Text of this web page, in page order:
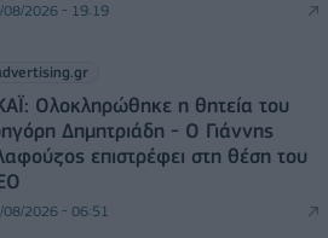
08/2026 - 19:19
Ολοκληρώθηκε η θητεία του
Δημητριάδη - Ο Γιάννης
επιστρέφει στη θέση του
08/2026 - 06:51